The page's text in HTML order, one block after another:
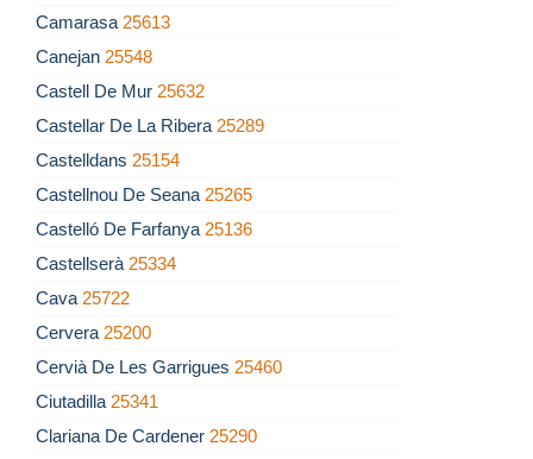
Camarasa 25613
Canejan 25548
Castell De Mur 25632
Castellar De La Ribera 25289
Castelldans 25154
Castellnou De Seana 25265
Castelló De Farfanya 25136
Castellserà 25334
Cava 25722
Cervera 25200
Cervià De Les Garrigues 25460
Ciutadilla 25341
Clariana De Cardener 25290